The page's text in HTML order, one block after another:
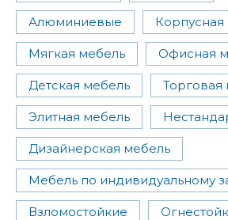
Алюминиевые Корпусная
Мягкая мебель Офисная
Детская мебель Торговая
Элитная мебель
Дизайнерская мебель
Мебель по индивидуальному
Взломостойкие